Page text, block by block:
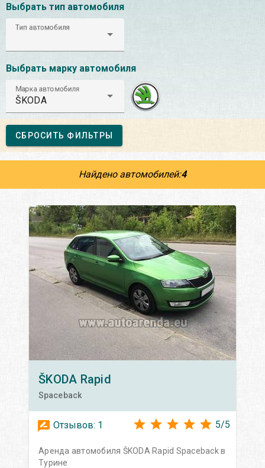
Выбрать тип автомобиля
Тип автомобиля
Выбрать марку автомобиля
Марка автомобиля
ŠKODA
СБРОСИТЬ ФИЛЬТРЫ
Найдено автомобилей:4
ŠKODA Rapid
Spaceback
Отзывов: 1 5/5
Аренда автомобиля ŠKODA Rapid Spaceback в
Турине